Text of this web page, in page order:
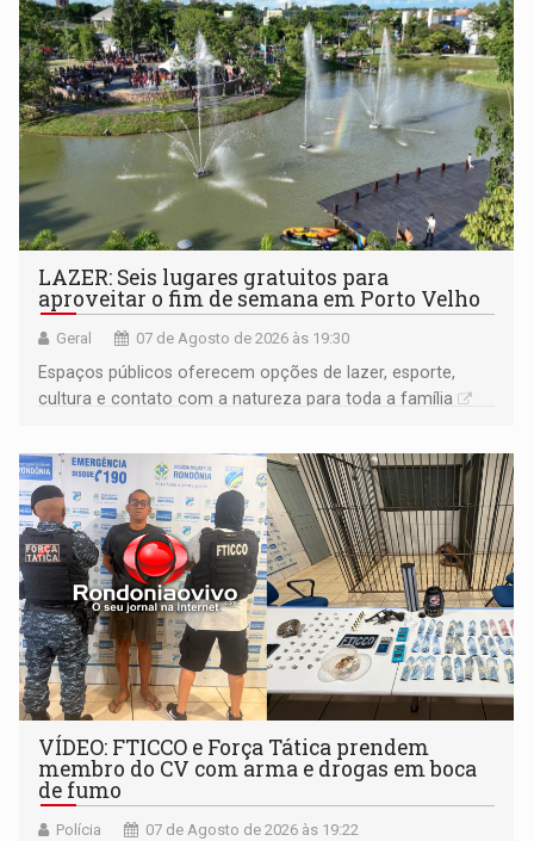
LAZER: Seis lugares gratuitos para
aproveitar o fim de semana em Porto Velho
Geral 07 de Agosto de 2026 às 19:30
Espaços públicos oferecem opções de lazer, esporte,
cultura e contato com a natureza para toda a família
VÍDEO: FTICCO e Força Tática prendem
membro do CV com arma e drogas em boca
de fumo
Polícia 07 de Agosto de 2026 às 19:22